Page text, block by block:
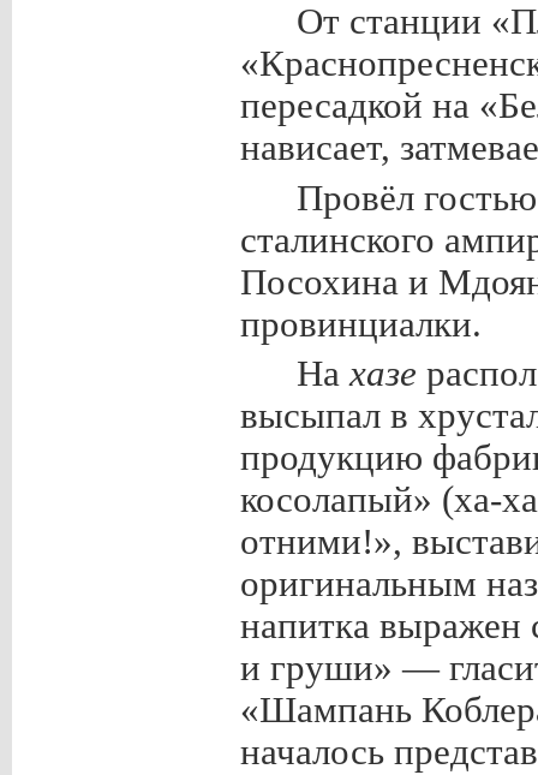
От станции
пересадкой на
нависает,
Провёл
сталинского
Посохина и
провинциалки.
Нахазе
высыпал в
продукцию
косолапый» (ха-
отними!»,
оригинальным
напитка выражен
и груши» —
«Шампань
началось